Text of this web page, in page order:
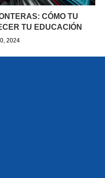
CÓMO TU
TU EDUCACIÓN
2024